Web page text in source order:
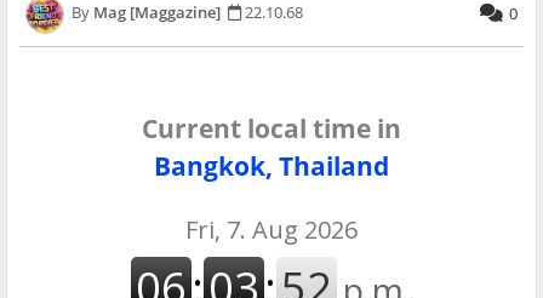
Mag [Maggazine] 22.10.68 0
Current local time in
Bangkok, Thailand